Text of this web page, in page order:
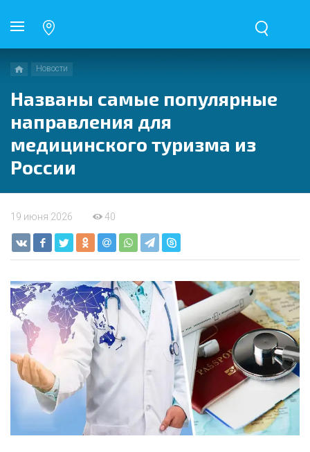
Новости
Названы самые популярные
направления для
медицинского туризма из
России
19 июня 2026 40